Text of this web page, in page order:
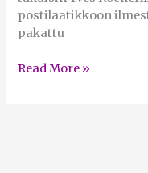
postilaatikkoon
pakattu
Read More »